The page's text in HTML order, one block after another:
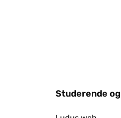
Studerende